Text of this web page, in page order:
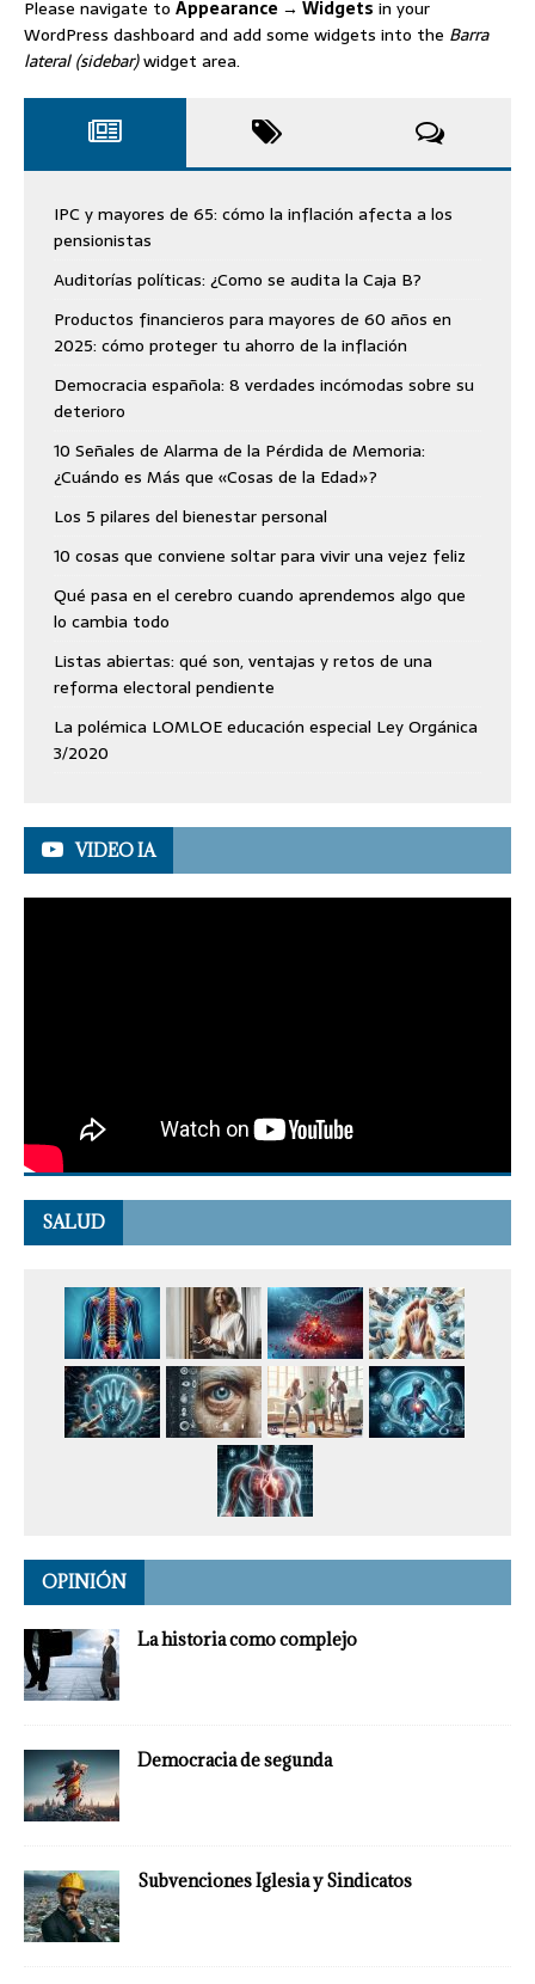
Please navigate to Appearance → Widgets in your
WordPress dashboard and add some widgets into the Barra
lateral (sidebar)widget area.
IPC y mayores de 65: cómo la inflación afecta a los
pensionistas
Auditorías políticas: ¿Como se audita la Caja B?
Productos financieros para mayores de 60 años en
2025: cómo proteger tu ahorro de la inflación
Democracia española: 8 verdades incómodas sobre su
deterioro
10 Señales de Alarma de la Pérdida de Memoria:
¿Cuándo es Más que «Cosas de la Edad»?
Los 5 pilares del bienestar personal
10 cosas que conviene soltar para vivir una vejez feliz
Qué pasa en el cerebro cuando aprendemos algo que
lo cambia todo
Listas abiertas: qué son, ventajas y retos de una
reforma electoral pendiente
La polémica LOMLOE educación especial Ley Orgánica
3/2020
VIDEO IA
SALUD
OPINIÓN
La historia como complejo
Democracia de segunda
Subvenciones Iglesia y Sindicatos